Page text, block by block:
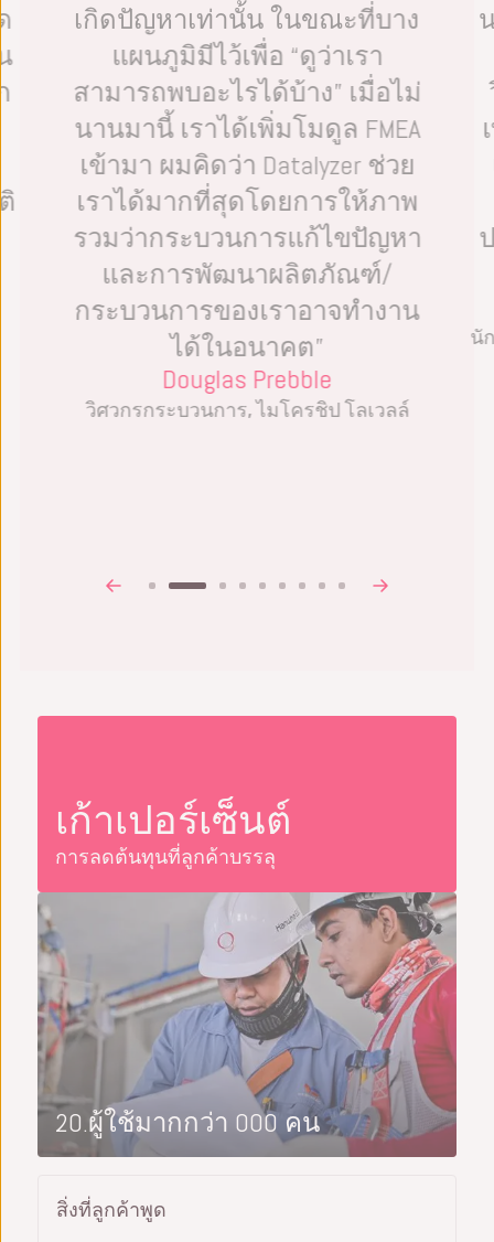
เกิดปัญหาเท่านั้น ในขณะที่บาง
แผนภูมิมีไว้เพื่อ “ดูว่าเรา
สามารถพบอะไรได้บ้าง” เมื่อไม่
นานมานี้ เราได้เพิ่มโมดูล FMEA
เข้ามา ผมคิดว่า Datalyzer ช่วย
เราได้มากที่สุดโดยการให้ภาพ
รวมว่ากระบวนการแก้ไขปัญหา
และการพัฒนาผลิตภัณฑ์/
กระบวนการของเราอาจทำงาน
ได้ในอนาคต”
Douglas Prebble
วิศวกรกระบวนการ, ไมโครชิป โลเวลล์
นั
เก้าเปอร์เซ็นต์
การลดต้นทุนที่ลูกค้าบรรลุ
20.ผู้ใช้มากกว่า 000 คน
สิ่งที่ลูกค้าพูด